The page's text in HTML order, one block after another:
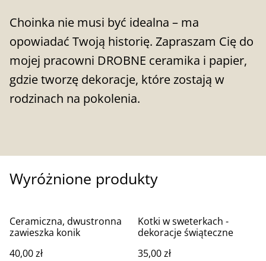
Choinka nie musi być idealna – ma
opowiadać Twoją historię. Zapraszam Cię do
mojej pracowni DROBNE ceramika i papier,
gdzie tworzę dekoracje, które zostają w
rodzinach na pokolenia.
Wyróżnione produkty
Ceramiczna, dwustronna
zawieszka konik
40,00 zł
Kotki w sweterkach -
dekoracje świąteczne
35,00 zł